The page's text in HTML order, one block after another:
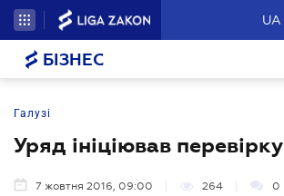
UA
БІЗНЕС
Галузі
Уряд ініціював перевірку
7 жовтня 2016, 09:00 264 0